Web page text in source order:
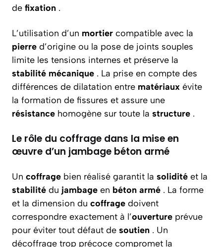
de fixation .
L’utilisation d’un mortier compatible avec la
pierre d’origine ou la pose de joints souples
limite les tensions internes et préserve la
stabilité mécanique . La prise en compte des
différences de dilatation entre matériaux évite
la formation de fissures et assure une
résistance homogène sur toute la structure .
Le rôle du coffrage dans la mise en
œuvre d’un jambage béton armé
Un coffrage bien réalisé garantit la solidité et la
stabilité du jambage en béton armé . La forme
et la dimension du coffrage doivent
correspondre exactement à l’ouverture prévue
pour éviter tout défaut de soutien . Un
décoffrage trop précoce compromet la